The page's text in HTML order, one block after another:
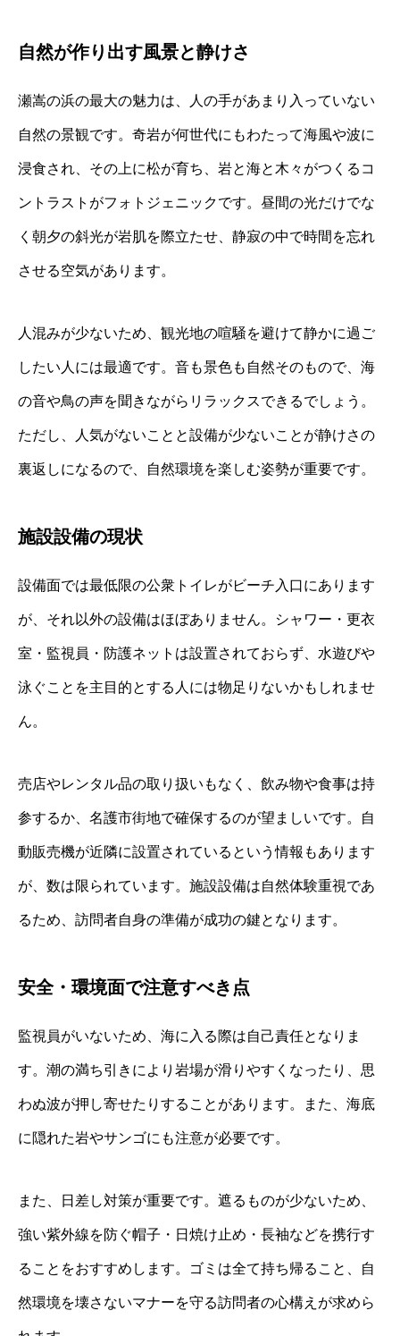
自然が作り出す風景と静けさ
瀬嵩の浜の最大の魅力は、人の手があまり入っていない
自然の景観です。奇岩が何世代にもわたって海風や波に
浸食され、その上に松が育ち、岩と海と木々がつくるコ
ントラストがフォトジェニックです。昼間の光だけでな
く朝夕の斜光が岩肌を際立たせ、静寂の中で時間を忘れ
させる空気があります。
人混みが少ないため、観光地の喧騒を避けて静かに過ご
したい人には最適です。音も景色も自然そのもので、海
の音や鳥の声を聞きながらリラックスできるでしょう。
ただし、人気がないことと設備が少ないことが静けさの
裏返しになるので、自然環境を楽しむ姿勢が重要です。
施設設備の現状
設備面では最低限の公衆トイレがビーチ入口にあります
が、それ以外の設備はほぼありません。シャワー・更衣
室・監視員・防護ネットは設置されておらず、水遊びや
泳ぐことを主目的とする人には物足りないかもしれませ
ん。
売店やレンタル品の取り扱いもなく、飲み物や食事は持
参するか、名護市街地で確保するのが望ましいです。自
動販売機が近隣に設置されているという情報もあります
が、数は限られています。施設設備は自然体験重視であ
るため、訪問者自身の準備が成功の鍵となります。
安全・環境面で注意すべき点
監視員がいないため、海に入る際は自己責任となりま
す。潮の満ち引きにより岩場が滑りやすくなったり、思
わぬ波が押し寄せたりすることがあります。また、海底
に隠れた岩やサンゴにも注意が必要です。
また、日差し対策が重要です。遮るものが少ないため、
強い紫外線を防ぐ帽子・日焼け止め・長袖などを携行す
ることをおすすめします。ゴミは全て持ち帰ること、自
然環境を壊さないマナーを守る訪問者の心構えが求めら